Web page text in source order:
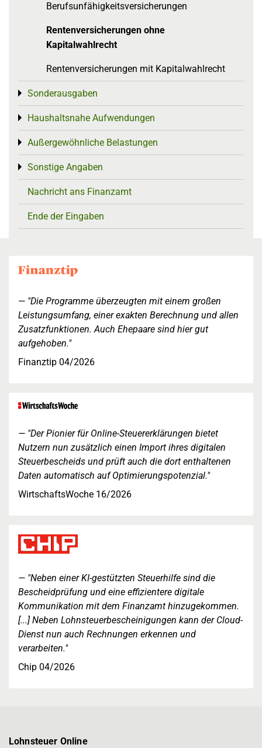
Berufsunfähigkeitsversicherungen
Rentenversicherungen ohne
Kapitalwahlrecht
Rentenversicherungen mit Kapitalwahlrecht
Sonderausgaben
Toggle menu
Haushaltsnahe Aufwendungen
Toggle menu
Außergewöhnliche Belastungen
Toggle menu
Sonstige Angaben
Toggle menu
Nachricht ans Finanzamt
Ende der Eingaben
"Die Programme überzeugten mit einem großen
Leistungsumfang, einer exakten Berechnung und allen
Zusatzfunktionen. Auch Ehepaare sind hier gut
aufgehoben."
Finanztip 04/2026
"Der Pionier für Online-Steuererklärungen bietet
Nutzern nun zusätzlich einen Import ihres digitalen
Steuerbescheids und prüft auch die dort enthaltenen
Daten automatisch auf Optimierungspotenzial."
WirtschaftsWoche 16/2026
"Neben einer KI-gestützten Steuerhilfe sind die
Bescheidprüfung und eine effizientere digitale
Kommunikation mit dem Finanzamt hinzugekommen.
[...] Neben Lohnsteuerbescheinigungen kann der Cloud-
Dienst nun auch Rechnungen erkennen und
verarbeiten."
Chip 04/2026
Lohnsteuer Online